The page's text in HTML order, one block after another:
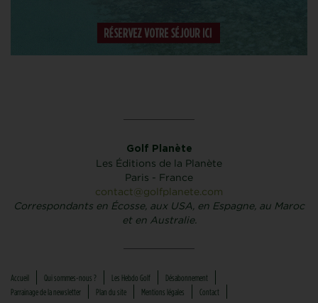
Golf Planète
Les Éditions de la Planète
Paris - France
contact@golfplanete.com
Correspondants en Écosse, aux USA, en Espagne, au Maroc
et en Australie.
Accueil Qui sommes-nous ? Les Hebdo Golf
Désabonnement
Parrainage de la newsletter
Plan du site Mentions légales
Contact